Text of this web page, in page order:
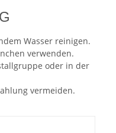
Wasser reinigen.
verwenden.
oder in der
vermeiden.